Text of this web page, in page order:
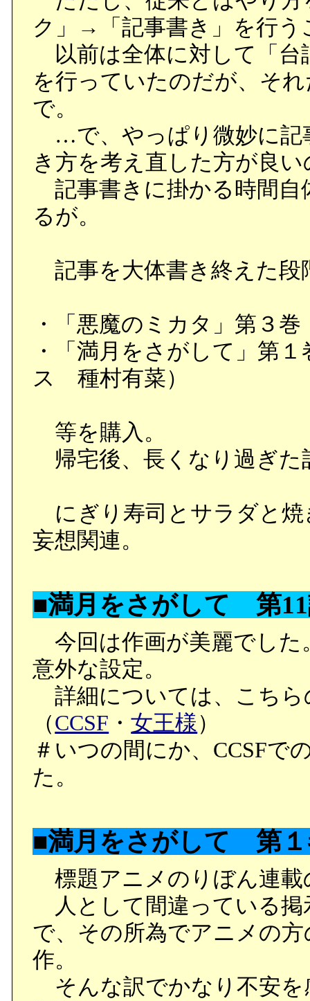
ク」→「記事書き」を行う
以前は全体に対して「台
を行っていたのだが、そ
で。
…で、やっぱり微妙に記
き方を考え直した方が良
記事書きに掛かる時間自
るが。
記事を大体書き終えた段
・「悪魔のミカタ」第３
・「満月をさがして」第
ス 種村有菜）
等を購入。
帰宅後、長くなり過ぎた
にぎり寿司とサラダと焼
妄想関連。
■満月をさがして 第
今回は作画が美麗でした
意外な設定。
詳細については、こちら
（CCSF ・女王様）
＃いつの間にか、CCSF
た。
■満月をさがして 第１
標題アニメのりぼん連載
人として間違っている掲
で、その所為でアニメの
作。
そんな訳でかなり不安を